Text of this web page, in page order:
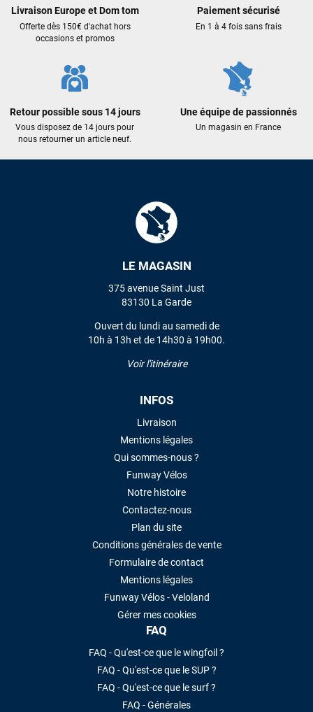
Livraison Europe et Dom tom
Offerte dès 150€ d'achat hors
occasions et promos
Paiement sécurisé
En 1 à 4 fois sans frais
Retour possible sous 14 jours
Vous disposez de 14 jours pour
nous retourner un article neuf.
Une équipe de passionnés
Un magasin en France
LE MAGASIN
375 avenue Saint Just
83130 La Garde
Ouvert du lundi au samedi de
10h à 13h et de 14h30 à 19h00.
Voir l'itinéraire
INFOS
Livraison
Mentions légales
Qui sommes-nous ?
Funway Vélos
Notre histoire
Contactez-nous
Plan du site
Conditions générales de vente
Formulaire de contact
Mentions légales
Funway Vélos - Veloland
Gérer mes cookies
FAQ
FAQ - Qu'est-ce que le wingfoil ?
FAQ - Qu'est-ce que le SUP ?
FAQ - Qu'est-ce que le surf ?
FAQ - Générales
professionnalisme et sa réactivité.
Cela faisait 6 mois que je galérais à remplacer ma board eux
m'ont trouvé une pépite à laquelle je n'aurais jamais pensé !
Excellent conseil excellent prix et en plus super sympas. Merci
encore pour cette severne dyno !
VOIR TOUS LES AVIS
LAISSER UN AVIS